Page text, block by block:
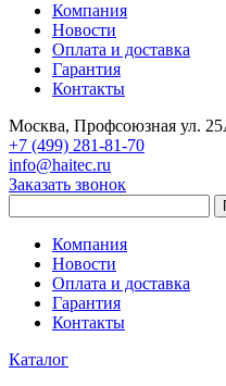
Компания
Новости
Оплата и доставка
Гарантия
Контакты
Москва, Профсоюзная ул.
+7 (499) 281-81-70
info@haitec.ru
Заказать звонок
Компания
Новости
Оплата и доставка
Гарантия
Контакты
Каталог